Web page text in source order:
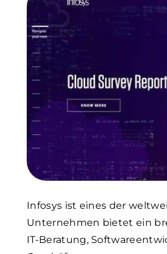
Infosys ist eines der
Unternehmen bietet ein
IT-Beratung,